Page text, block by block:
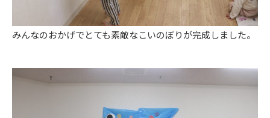
みんなのおかげでとても素敵なこいのぼりが完成しました。